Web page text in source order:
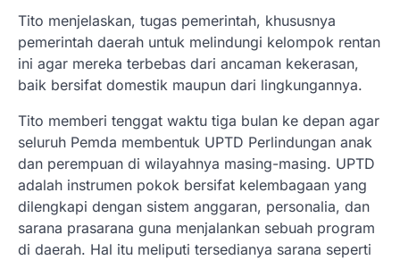
Tito menjelaskan, tugas pemerintah, khususnya
pemerintah daerah untuk melindungi kelompok rentan
ini agar mereka terbebas dari ancaman kekerasan,
baik bersifat domestik maupun dari lingkungannya.
Tito memberi tenggat waktu tiga bulan ke depan agar
seluruh Pemda membentuk UPTD Perlindungan anak
dan perempuan di wilayahnya masing-masing. UPTD
adalah instrumen pokok bersifat kelembagaan yang
dilengkapi dengan sistem anggaran, personalia, dan
sarana prasarana guna menjalankan sebuah program
di daerah. Hal itu meliputi tersedianya sarana seperti